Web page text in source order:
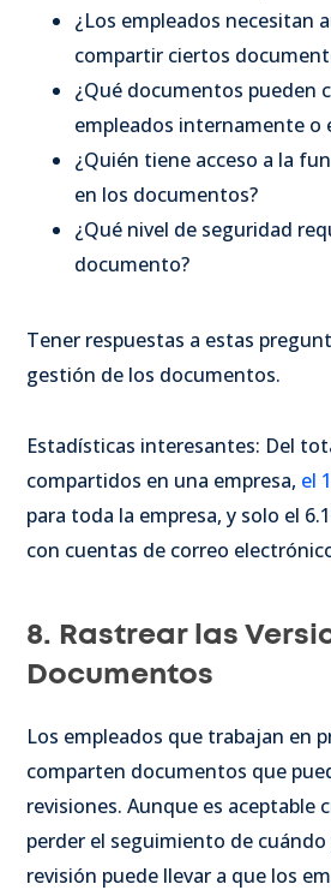
¿Los empleados necesitan
compartir ciertos
¿Qué documentos pueden
empleados internamente o
¿Quién tiene acceso a la
en los documentos?
¿Qué nivel de seguridad
documento?
Tener respuestas a estas
gestión de los documentos.
Estadísticas interesantes: Del
compartidos en una empresa, el
para toda la empresa, y solo el
con cuentas de correo
8. Rastrear las
Documentos
Los empleados que trabajan en
comparten documentos que
revisiones. Aunque es aceptable
perder el seguimiento de cuándo
revisión puede llevar a que los